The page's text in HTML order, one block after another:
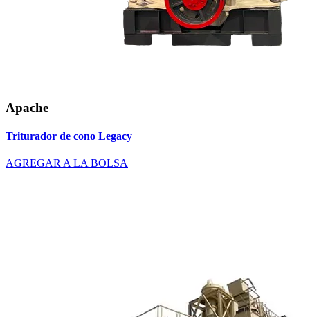
Apache
Triturador de cono Legacy
AGREGAR A LA BOLSA